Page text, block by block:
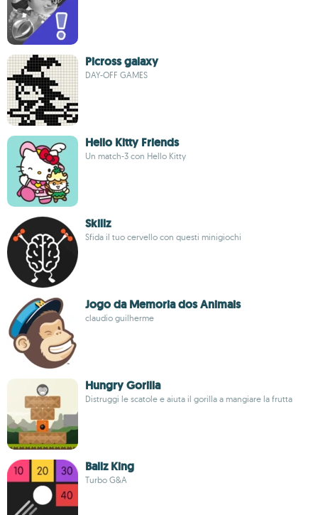
Picross galaxy
DAY-OFF GAMES
Hello Kitty Friends
Un match-3 con Hello Kitty
Skillz
Sfida il tuo cervello con questi minigiochi
Jogo da Memoria dos Animais
claudio guilherme
Hungry Gorilla
Distruggi le scatole e aiuta il gorilla a mangiare la frutta
Ballz King
Turbo G&A